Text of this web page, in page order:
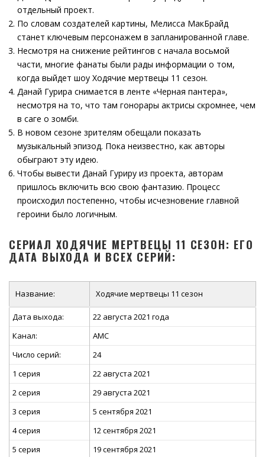
отдельный проект.
По словам создателей картины, Мелисса МакБрайд
станет ключевым персонажем в запланированной главе.
Несмотря на снижение рейтингов с начала восьмой
части, многие фанаты были рады информации о том,
когда выйдет шоу Ходячие мертвецы 11 сезон.
Данай Гурира снимается в ленте «Черная пантера»,
несмотря на то, что там гонорары актрисы скромнее, чем
в саге о зомби.
В новом сезоне зрителям обещали показать
музыкальный эпизод. Пока неизвестно, как авторы
обыграют эту идею.
Чтобы вывести Данай Гуриру из проекта, авторам
пришлось включить всю свою фантазию. Процесс
происходил постепенно, чтобы исчезновение главной
героини было логичным.
СЕРИАЛ ХОДЯЧИЕ МЕРТВЕЦЫ 11 СЕЗОН: ЕГО
ДАТА ВЫХОДА И ВСЕХ СЕРИЙ:
Название: Ходячие мертвецы 11 сезон
Дата выхода:
22 августа 2021 года
Канал:
AMC
Число серий:
24
1 серия
22 августа 2021
2 серия
29 августа 2021
3 серия
5 сентября 2021
4 серия
12 сентября 2021
5 серия
19 сентября 2021